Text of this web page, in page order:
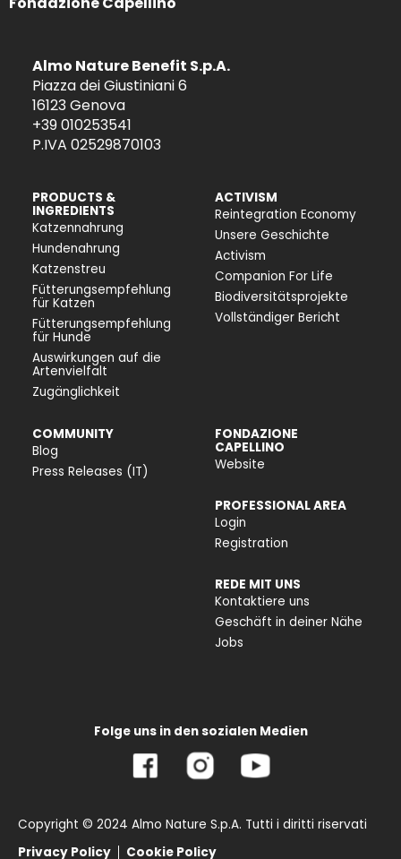
Almo Nature Benefit S.p.A.
Piazza dei Giustiniani 6
16123 Genova
+39 010253541
P.IVA 02529870103
PRODUCTS &
INGREDIENTS
Katzennahrung
Hundenahrung
Katzenstreu
Fütterungsempfehlung
für Katzen
Fütterungsempfehlung
für Hunde
Auswirkungen auf die
Artenvielfalt
Zugänglichkeit
ACTIVISM
Reintegration Economy
Unsere Geschichte
Activism
Companion For Life
Biodiversitätsprojekte
Vollständiger Bericht
COMMUNITY
Blog
Press Releases (IT)
FONDAZIONE
CAPELLINO
Website
PROFESSIONAL AREA
Login
Registration
REDE MIT UNS
Kontaktiere uns
Geschäft in deiner Nähe
Jobs
Folge uns in den sozialen Medien
Copyright © 2024 Almo Nature S.p.A. Tutti i diritti riservati
Privacy Policy
Cookie Policy